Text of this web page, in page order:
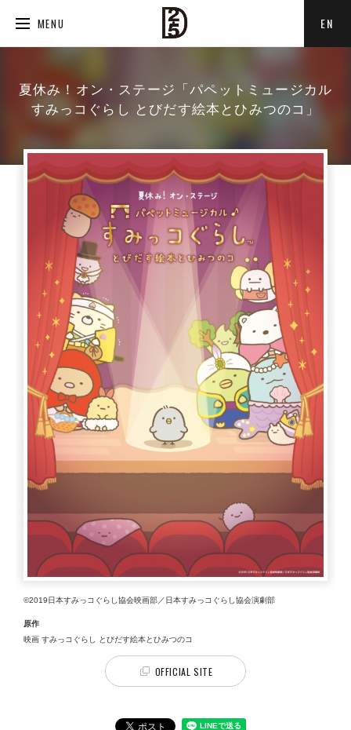
MENU EN
夏休み！オン・ステージ「パペットミュージカル
すみっコぐらし とびだす絵本とひみつのコ」
©2019日本すみっコぐらし協会映画部／日本すみっコぐらし協会演劇部
原作
映画 すみっコぐらし とびだす絵本とひみつのコ
OFFICIAL SITE